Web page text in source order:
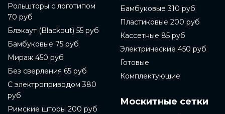
Рольшторы с логотипом
70 руб
Блэкаут (Blackout) 55 руб
Бамбуковые 75 руб
Мираж 450 руб
Без сверления 65 руб
С электроприводом 380
руб
Римские шторы 200 руб
Бамбуковые 310 руб
Пластиковые 200 руб
Кассетные 85 руб
Электрические 450 руб
Готовые
Комплектующие
Москитные сетки